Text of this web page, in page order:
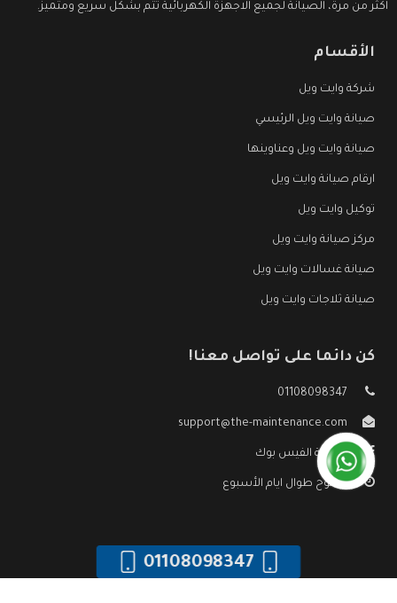
اكثر من مرة، الصيانة لجميع الاجهزة الكهربائية تتم بشكل سريع ومتميز.
الأقسام
شركة وايت ويل
صيانة وايت ويل الرئيسي
صيانة وايت ويل وعناوينها
ارقام صيانة وايت ويل
توكيل وايت ويل
مركز صيانة وايت ويل
صيانة غسالات وايت ويل
صيانة ثلاجات وايت ويل
كن دائما على تواصل معنا!
01108098347
support@the-maintenance.com
صفحة الفيس بوك
مفتوح طوال ايام الأسبوع
01108098347